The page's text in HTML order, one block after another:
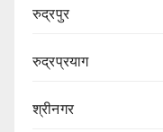
रुद्रपुर
रुद्रप्रयाग
श्रीनगर